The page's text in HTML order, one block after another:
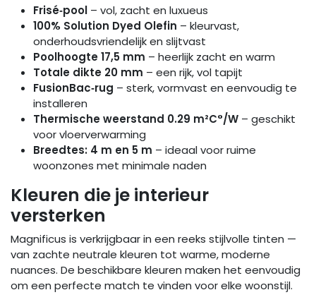
Frisé‑pool – vol, zacht en luxueus
100% Solution Dyed Olefin – kleurvast,
onderhoudsvriendelijk en slijtvast
Poolhoogte 17,5 mm – heerlijk zacht en warm
Totale dikte 20 mm – een rijk, vol tapijt
FusionBac‑rug – sterk, vormvast en eenvoudig te
installeren
Thermische weerstand 0.29 m²C°/W – geschikt
voor vloerverwarming
Breedtes: 4 m en 5 m – ideaal voor ruime
woonzones met minimale naden
Kleuren die je interieur
versterken
Magnificus is verkrijgbaar in een reeks stijlvolle tinten —
van zachte neutrale kleuren tot warme, moderne
nuances. De beschikbare kleuren maken het eenvoudig
om een perfecte match te vinden voor elke woonstijl.